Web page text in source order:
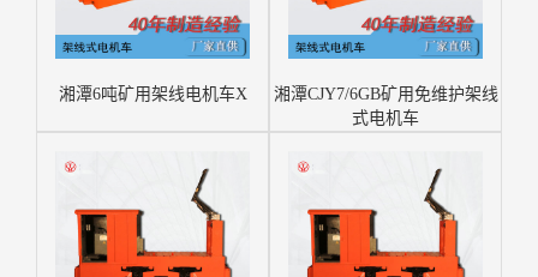
湘潭6吨矿用架线电机车X
湘潭CJY7/6GB矿用免维护架线
式电机车